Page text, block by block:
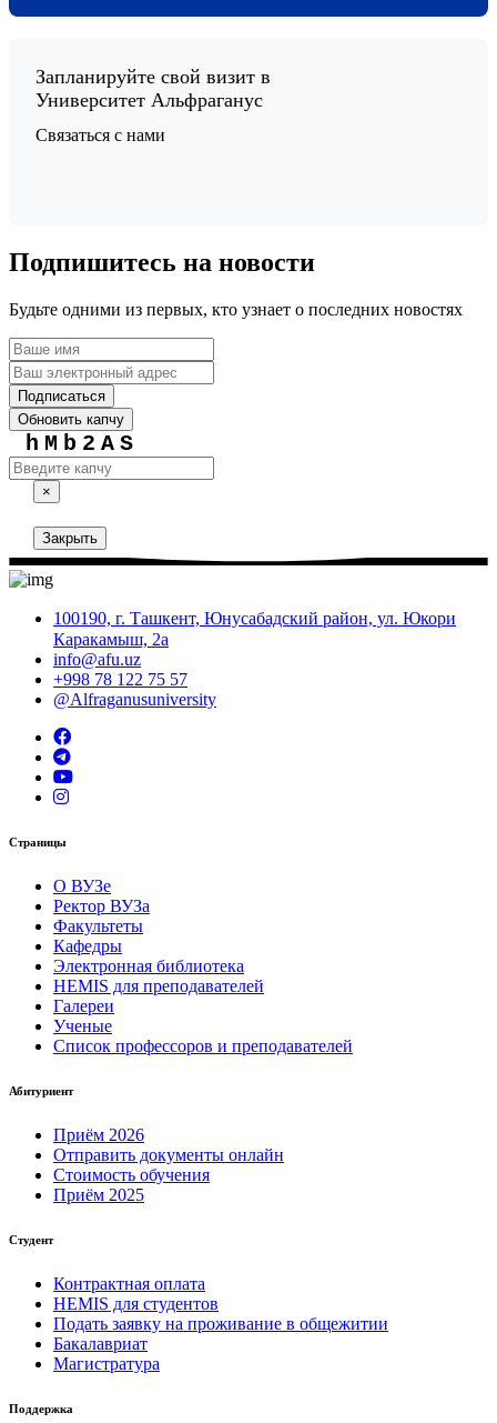
Запланируйте свой визит в
Университет Альфраганус
Связаться с нами
Подпишитесь на новости
Будьте одними из первых, кто узнает о последних новостях
Подписаться
Обновить капчу
hMb2AS
×
Закрыть
100190, г. Ташкент, Юнусабадский район, ул. Юкори
Каракамыш, 2а
info@afu.uz
+998 78 122 75 57
@Alfraganusuniversity
Страницы
О ВУЗе
Ректор ВУЗа
Факультеты
Кафедры
Электронная библиотека
HEMIS для преподавателей
Галереи
Ученые
Список профессоров и преподавателей
Абитуриент
Приём 2026
Отправить документы онлайн
Стоимость обучения
Приём 2025
Студент
Контрактная оплата
HEMIS для студентов
Подать заявку на проживание в общежитии
Бакалавриат
Магистратура
Поддержка